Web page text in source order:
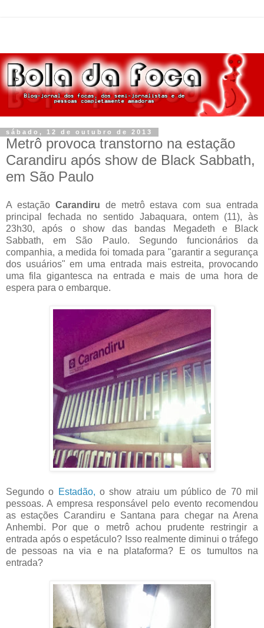
sábado, 12 de outubro de 2013
Metrô provoca transtorno na estação
Carandiru após show de Black Sabbath,
em São Paulo
A estação Carandiru de metrô estava com sua entrada
principal fechada no sentido Jabaquara, ontem (11), às
23h30, após o show das bandas Megadeth e Black
Sabbath, em São Paulo. Segundo funcionários da
companhia, a medida foi tomada para "garantir a segurança
dos usuários" em uma entrada mais estreita, provocando
uma fila gigantesca na entrada e mais de uma hora de
espera para o embarque.
Segundo o Estadão, o show atraiu um público de 70 mil
pessoas. A empresa responsável pelo evento recomendou
as estações Carandiru e Santana para chegar na Arena
Anhembi. Por que o metrô achou prudente restringir a
entrada após o espetáculo? Isso realmente diminui o tráfego
de pessoas na via e na plataforma? E os tumultos na
entrada?